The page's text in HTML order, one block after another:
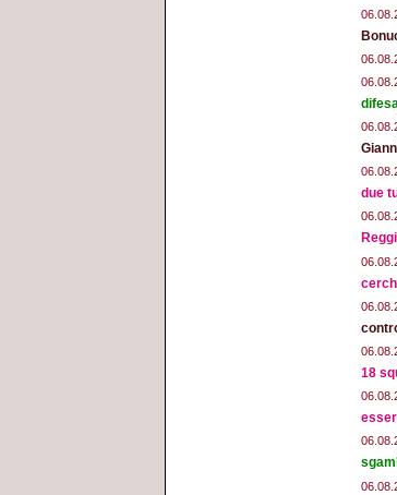
due
18